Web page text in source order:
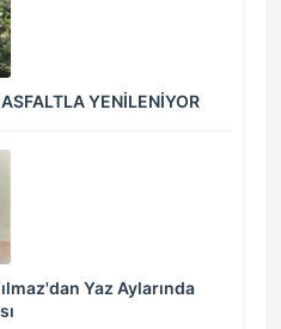
YENİLENİYOR
Yaz Aylarında